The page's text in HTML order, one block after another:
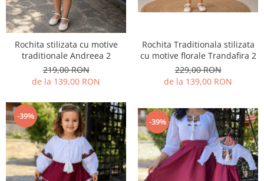
Rochita stilizata cu motive
traditionale Andreea 2
219,00 RON
de la 139,00 RON
Rochita Traditionala stilizata
cu motive florale Trandafira 2
229,00 RON
de la 139,00 RON
-39%
-39%